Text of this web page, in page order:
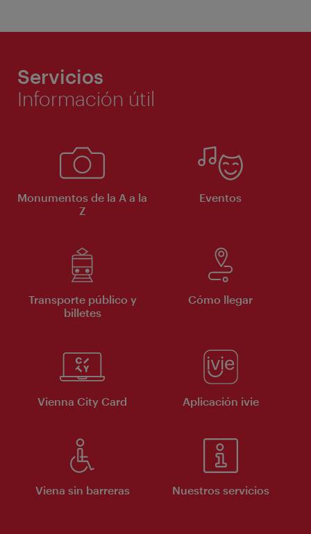
Servicios
Información útil
Monumentos de la A a la
Z
Eventos
Transporte público y
billetes
Cómo llegar
Vienna City Card Aplicación ivie
Viena sin barreras Nuestros servicios